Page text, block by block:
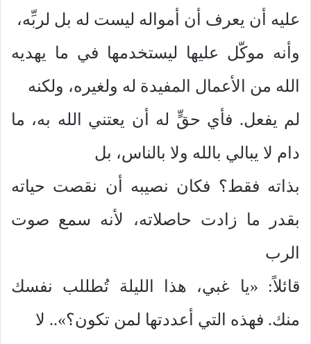
عليه أن يعرف أن أمواله ليست له بل لربِّه،
وأنه موكّل عليها ليستخدمها في ما يهديه
الله من الأعمال المفيدة له ولغيره، ولكنه
لم يفعل. فأي حقٍّ له أن يعتني الله به، ما
دام لا يبالي بالله ولا بالناس، بل
بذاته فقط؟ فكان نصيبه أن نقصت حياته
بقدر ما زادت حاصلاته، لأنه سمع صوت
الرب
قائلاً: «يا غبي، هذا الليلة تُطللب نفسك
منك. فهذه التي أعددتها لمن تكون؟».. لا